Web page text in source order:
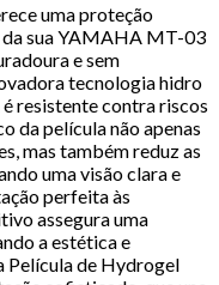
uma proteção
da sua YAMAHA MT-03
e sem
tecnologia hidro
resistente contra riscos
da película não apenas
mas também reduz as
uma visão clara e
perfeita às
assegura uma
a estética e
Película de Hydrogel